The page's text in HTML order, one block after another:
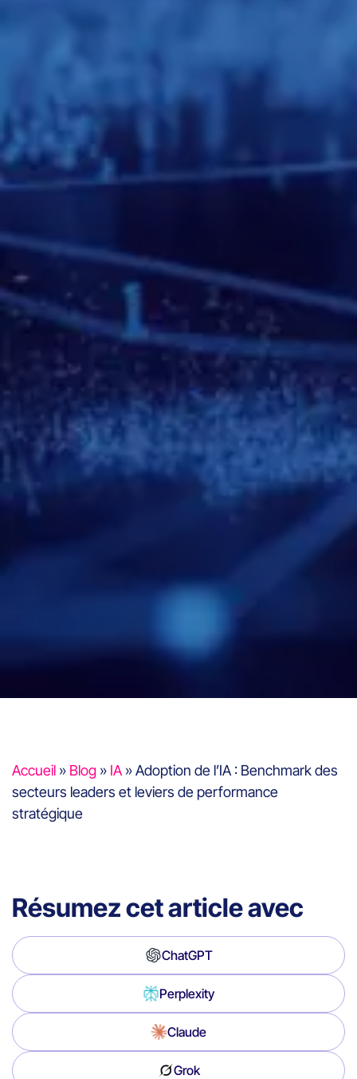
Accueil » Blog » IA »Adoption de l’IA : Benchmark des
secteurs leaders et leviers de performance
stratégique
Résumez cet article avec
ChatGPT
Perplexity
Claude
Grok